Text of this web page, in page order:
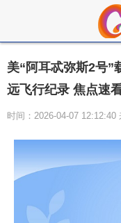
美“阿耳忒弥斯2号”
远飞行纪录 焦点速
时间：2026-04-07 12:12:40